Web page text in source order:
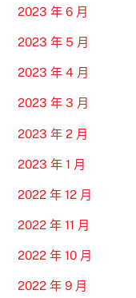
2023 年 6 月
2023 年 5 月
2023 年 4 月
2023 年 3 月
2023 年 2 月
2023 年 1 月
2022 年 12 月
2022 年 11 月
2022 年 10 月
2022 年 9 月